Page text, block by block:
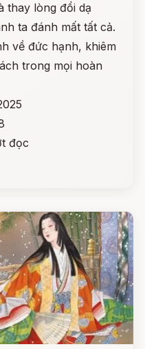
thay lòng đổi dạ
ta đánh mất tất cả.
về đức hạnh, khiêm
trong mọi hoàn
đọc